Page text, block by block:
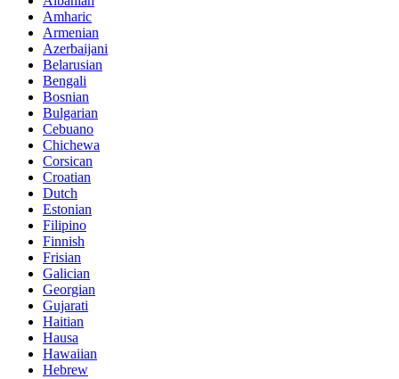
Amharic
Armenian
Azerbaijani
Belarusian
Bengali
Bosnian
Bulgarian
Cebuano
Chichewa
Corsican
Croatian
Dutch
Estonian
Filipino
Finnish
Frisian
Galician
Georgian
Gujarati
Haitian
Hausa
Hawaiian
Hebrew